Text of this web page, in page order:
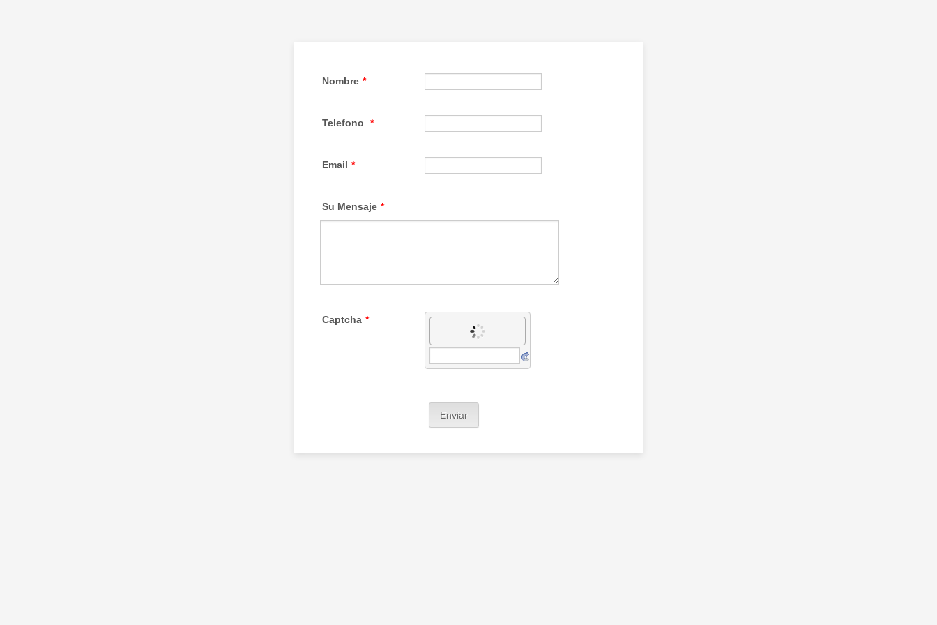
Nombre *
Telefono *
Email *
Su Mensaje *
Captcha *
Enviar